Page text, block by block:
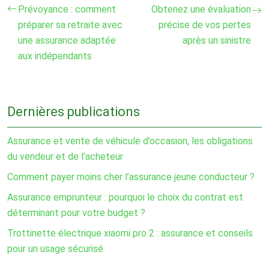
Prévoyance : comment
préparer sa retraite avec
une assurance adaptée
aux indépendants
Obtenez une évaluation
précise de vos pertes
après un sinistre
Dernières publications
Assurance et vente de véhicule d’occasion, les obligations
du vendeur et de l’acheteur
Comment payer moins cher l’assurance jeune conducteur ?
Assurance emprunteur : pourquoi le choix du contrat est
déterminant pour votre budget ?
Trottinette électrique xiaomi pro 2 : assurance et conseils
pour un usage sécurisé